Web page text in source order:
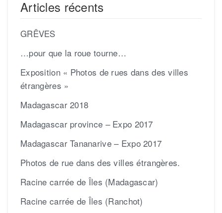
Articles récents
GRÊVES
…pour que la roue tourne…
Exposition « Photos de rues dans des villes
étrangères »
Madagascar 2018
Madagascar province – Expo 2017
Madagascar Tananarive – Expo 2017
Photos de rue dans des villes étrangères.
Racine carrée de Îles (Madagascar)
Racine carrée de Îles (Ranchot)